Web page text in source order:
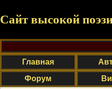
Сайт высокой
Главная
Форум